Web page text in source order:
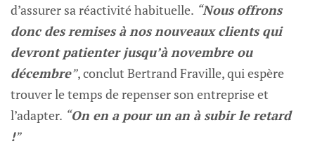
d’assurer sa réactivité habituelle. “Nous offrons
donc des remises à nos nouveaux clients qui
devront patienter jusqu’à novembre ou
décembre”, conclut Bertrand Fraville, qui espère
trouver le temps de repenser son entreprise et
l’adapter. “On en a pour un an à subir le retard
!”